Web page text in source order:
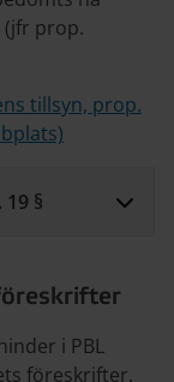
prop.
tillsyn, prop.
§
i PBL
föreskrifter,